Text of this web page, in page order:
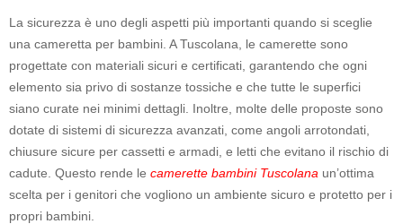
La sicurezza è uno degli aspetti più importanti quando si sceglie
una cameretta per bambini. A Tuscolana, le camerette sono
progettate con materiali sicuri e certificati, garantendo che ogni
elemento sia privo di sostanze tossiche e che tutte le superfici
siano curate nei minimi dettagli. Inoltre, molte delle proposte sono
dotate di sistemi di sicurezza avanzati, come angoli arrotondati,
chiusure sicure per cassetti e armadi, e letti che evitano il rischio di
cadute. Questo rende le camerette bambini Tuscolana un’ottima
scelta per i genitori che vogliono un ambiente sicuro e protetto per i
propri bambini.